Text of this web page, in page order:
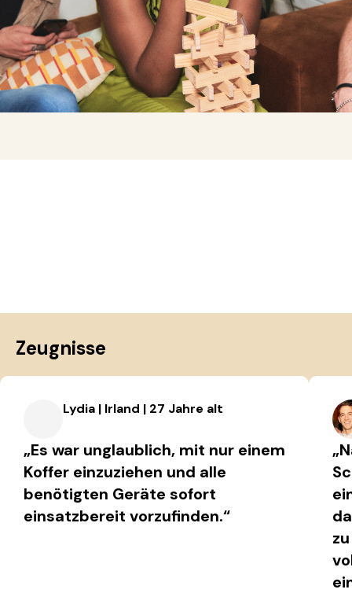
Zeugnisse
Lydia | Irland | 27 Jahre alt
„Es war unglaublich, mit nur einem
Koffer einzuziehen und alle
benötigten Geräte sofort
einsatzbereit vorzufinden.“